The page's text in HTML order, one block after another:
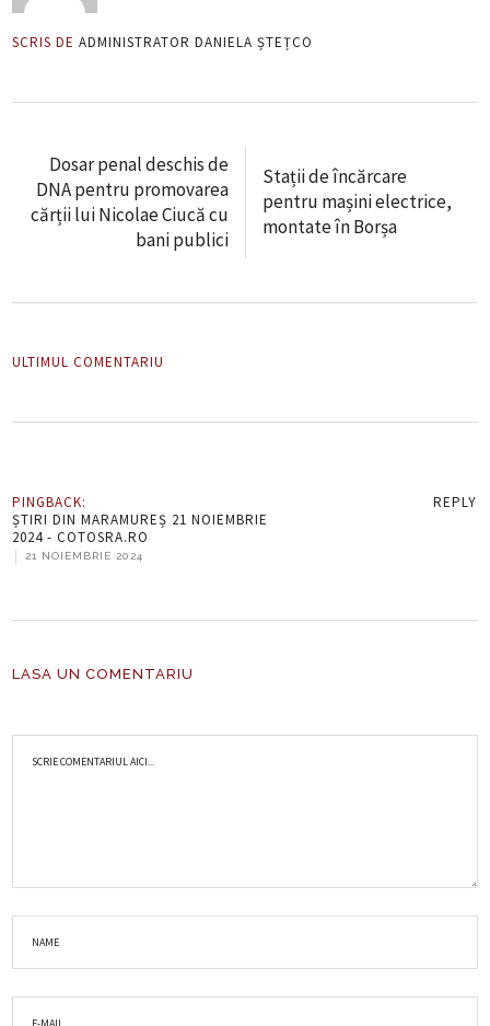
SCRIS DE ADMINISTRATOR DANIELA ȘTEȚCO
Dosar penal deschis de
DNA pentru promovarea
cărții lui Nicolae Ciucă cu
bani publici
Stații de încărcare
pentru mașini electrice,
montate în Borșa
ULTIMUL COMENTARIU
PINGBACK:
ȘTIRI DIN MARAMUREȘ 21 NOIEMBRIE
2024 - COTOSRA.RO
|
21 NOIEMBRIE 2024
REPLY
LASA UN COMENTARIU